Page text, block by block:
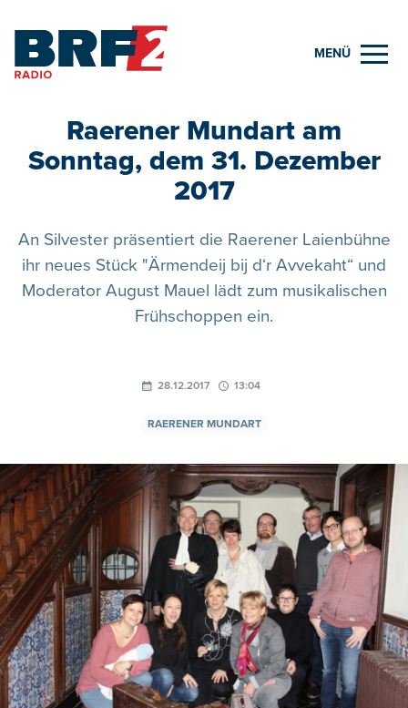
MENÜ
Raerener Mundart am
Sonntag, dem 31. Dezember
2017
An Silvester präsentiert die Raerener Laienbühne
ihr neues Stück "Ärmendeij bij d‘r Avvekaht“ und
Moderator August Mauel lädt zum musikalischen
Frühschoppen ein.
28.12.2017 13:04
RAERENER MUNDART